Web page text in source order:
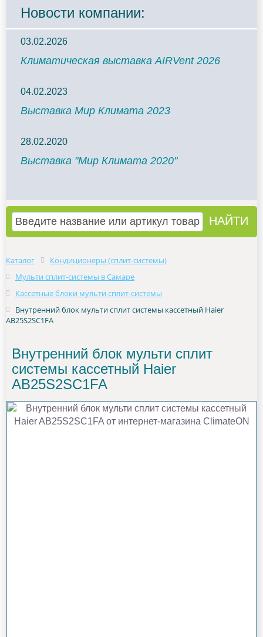
Новости компании:
03.02.2026
Климатическая выставка AIRVent 2026
04.02.2023
Выставка Мир Климата 2023
28.02.2020
Выставка "Мир Климата 2020"
Каталог
Кондиционеры (сплит-системы)
Мульти сплит-системы в Самаре
Кассетные блоки мульти сплит-системы
Внутренний блок мульти сплит системы кассетный Haier
AB25S2SC1FA
Внутренний блок мульти сплит
системы кассетный Haier
AB25S2SC1FA